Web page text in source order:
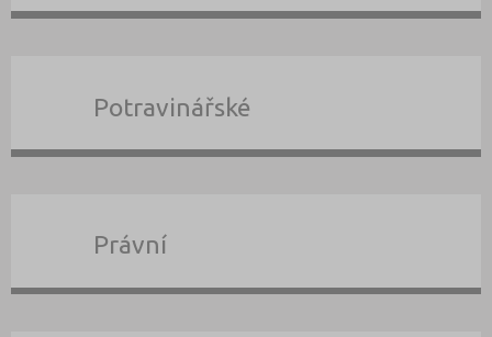
Potravinářské
Právní